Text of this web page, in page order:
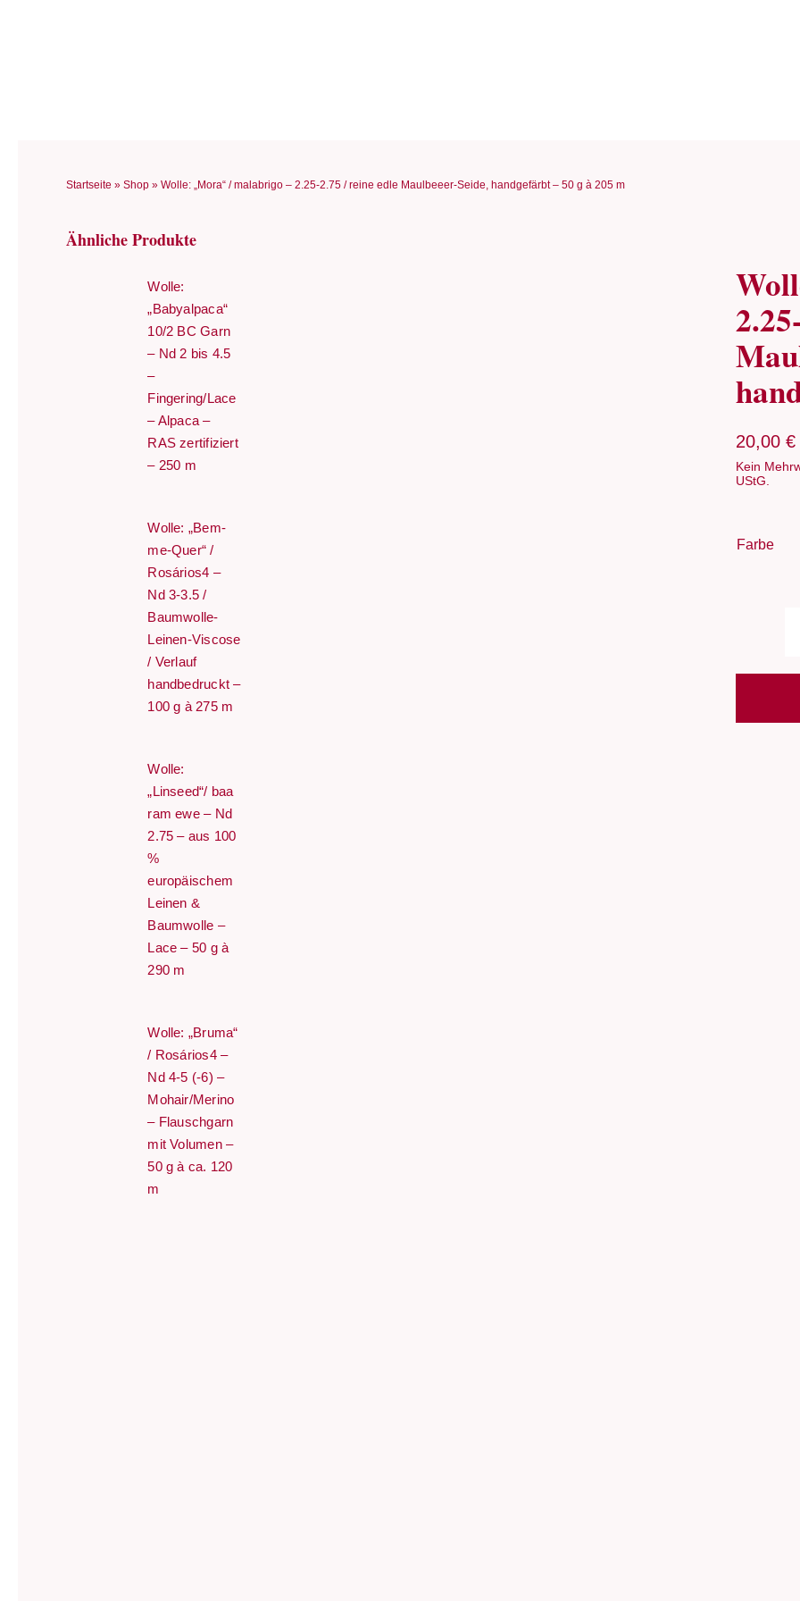
Startseite » Shop» Wolle: „Mora“ / malabrigo – 2.25-2.75 / reine edle Maulbeeer-Seide, handgefärbt – 50 g à 205 m
Ähnliche Produkte
Wolle:
„Babyalpaca“
10/2 BC Garn
– Nd 2 bis 4.5
–
Fingering/Lace
– Alpaca –
RAS zertifiziert
– 250 m
Wolle: „Bem-
me-Quer“ /
Rosários4 –
Nd 3-3.5 /
Baumwolle-
Leinen-Viscose
/ Verlauf
handbedruckt –
100 g à 275 m
Wolle:
„Linseed“/ baa
ram ewe – Nd
2.75 – aus 100
%
europäischem
Leinen &
Baumwolle –
Lace – 50 g à
290 m
Wolle: „Bruma“
/ Rosários4 –
Nd 4-5 (-6) –
Mohair/Merino
– Flauschgarn
mit Volumen –
50 g à ca. 120
m
20,00 €
Kein
UStG.
Farbe